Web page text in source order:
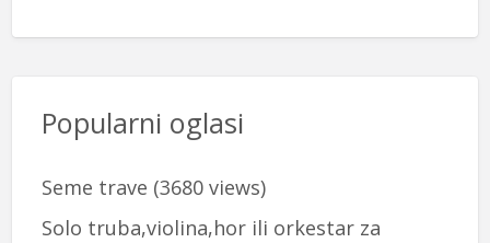
Popularni oglasi
Seme trave (3680 views)
Solo truba,violina,hor ili orkestar za